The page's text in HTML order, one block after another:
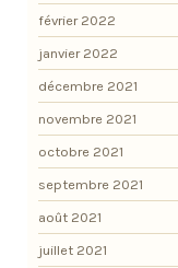
février 2022
janvier 2022
décembre 2021
novembre 2021
octobre 2021
septembre 2021
août 2021
juillet 2021